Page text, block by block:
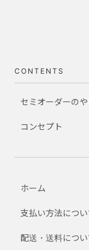
CONTENTS
セミオーダーの
コンセプト
ホーム
支払い方法につい
配送・送料につい